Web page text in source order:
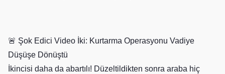
🚨 Şok Edici Video İki: Kurtarma Operasyonu Vadiye
Düşüşe Dönüştü
İkincisi daha da abartılı! Düzeltildikten sonra araba hiç